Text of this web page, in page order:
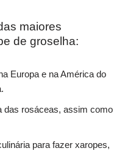
maiores
de groselha:
Europa e na América do
das rosáceas, assim como
para fazer xaropes,